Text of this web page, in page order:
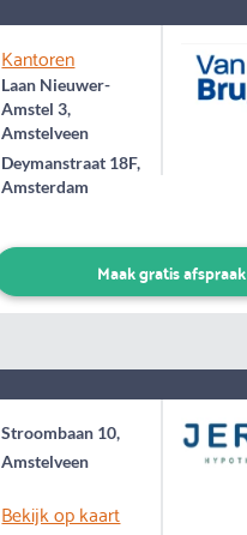
Kantoren
Laan Nieuwer-
Amstel 3,
Amstelveen
Deymanstraat 18F,
Amsterdam
Maak gratis afspraak
Stroombaan 10,
Amstelveen
Bekijk op kaart